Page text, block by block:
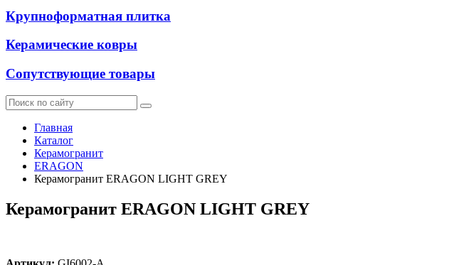
Крупноформатная плитка
Керамические ковры
Сопутствующие товары
Главная
Каталог
Керамогранит
ERAGON
Керамогранит ERAGON LIGHT GREY
Керамогранит ERAGON LIGHT GREY